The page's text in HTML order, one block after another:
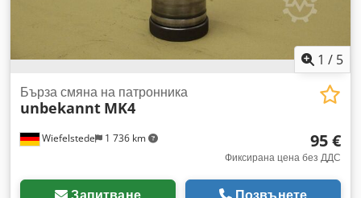
1 / 5
Wiefelstede 1 736 km
Бърза смяна на патронника
unbekannt MK4
95 €
Фиксирана цена без ДДС